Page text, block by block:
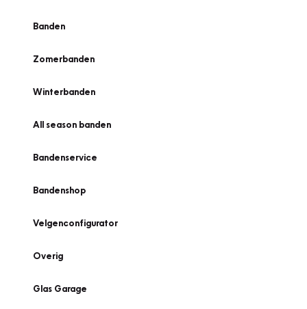
Banden
Zomerbanden
Winterbanden
All season banden
Bandenservice
Bandenshop
Velgenconfigurator
Overig
Glas Garage